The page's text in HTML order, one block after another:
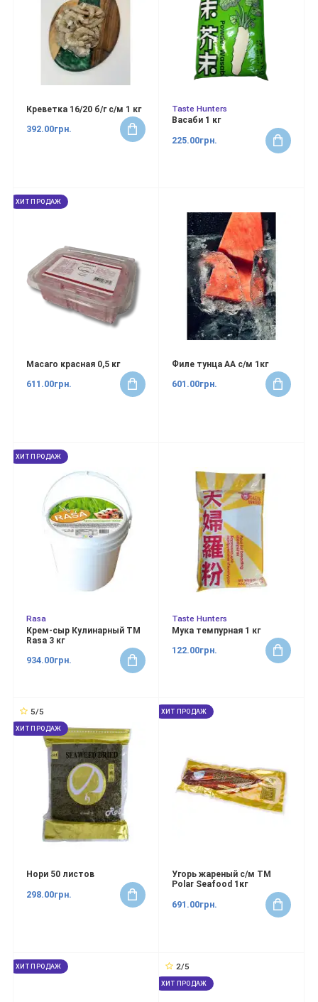
Креветка 16/20 б/г с/м 1 кг
392.00грн.
Taste Hunters
Васаби 1 кг
225.00грн.
ХИТ ПРОДАЖ
Масаго красная 0,5 кг
611.00грн.
Филе тунца АА с/м 1кг
601.00грн.
ХИТ ПРОДАЖ
Rasa
Крем-сыр Кулинарный ТМ
Rasa 3 кг
934.00грн.
Taste Hunters
Мука темпурная 1 кг
122.00грн.
5/5
ХИТ ПРОДАЖ
Нори 50 листов
298.00грн.
ХИТ ПРОДАЖ
Угорь жареный с/м ТМ
Polar Seafood 1кг
691.00грн.
ХИТ ПРОДАЖ 2/5
ХИТ ПРОДАЖ